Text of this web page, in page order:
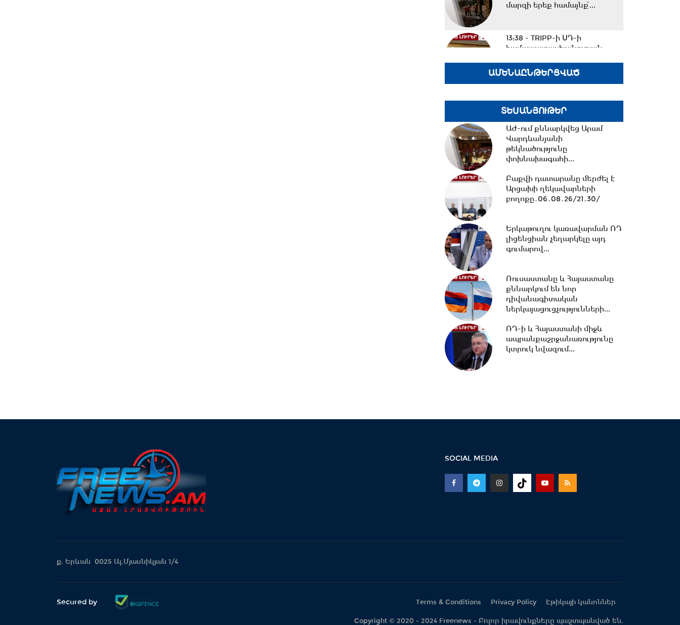
մարզի երեք համայնք՝...
13:38 - TRIPP-ի ՍԴ-ի
համապատասխանության
շնորհավորական ուղերձ է
հղել Ռուբեն Ռուբինյանին...
13:02 -ՀԷՑ-ը դառնալու է
պետական սեփականություն,
հանձնվելու է
հավատարմագրային...
12:36 -Խնդիր ենք դրել 2026-
11:53 -Կոնգոյում Էբոլայի
11:40 -«Մուլտի գրուպ»
կոնցեռնի տնօրեն Արթուր
Դալլաքյանը կալանավորվել...
բնակարան կհատկացվի
երկօրյա աշխատանքային
այցով մեկնել է...
10:09 -Երեք նախարարություն
ԱՄԵՆԱԸՆԹԵՐՑՎԱԾ
ՏԵՍԱՆՅՈՒԹԵՐ
ԱԺ-ում քննարկվեց Արամ
Վարդևանյանի
թեկնածությունը
փոխնախագահի...
Բաքվի դատարանը մերժել է
Արցախի ղեկավարների
բողոքը․06․08․26/21․30/
Երկաթուղու կառավարման ՌԴ
լիցենցիան չեղարկելը այդ
գումարով...
Ռուսաստանը և Հայաստանը
քննարկում են նոր
դիվանագիտական
ներկայացուցչությունների...
ՌԴ-ի և Հայաստանի միջև
ապրանքաշրջանառությունը
կտրուկ նվազում...
SOCIAL MEDIA
ք. Երևան 0025 Ալ.Մյասնիկյան 1/4
Secured by Terms & Conditions Privacy Policy Էթիկայի կանոններ
Copyright © 2020 - 2024 Freenews - Բոլոր իրավունքները պաշտպանված են.